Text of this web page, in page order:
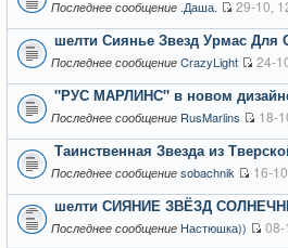
Последнее сообщение .Даша. 29-10,
шелти Сиянье Звезд Урмас Для
Последнее сообщение CrazyLight 24-
"РУС МАРЛИНС" в новом
Последнее сообщение RusMarlins 18-
Таинственная Звезда из
Последнее сообщение sobachnik 16-
шелти СИЯНИЕ ЗВЁЗД
Последнее сообщение Настюшка)) 08-